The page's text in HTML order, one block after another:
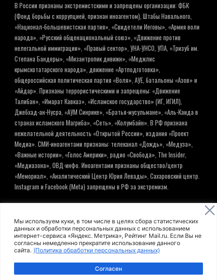
Мы используем куки, в том числе в целях сбора статистических
данных и обработки персональных данных с использованием
интернет-сервиса «Яндекс. Метрика», Рейтинг Mail.ru. Если Вы не
согласны немедленно прекратите использование данного
сайта. (Политика обработки персональных данных)
Согласен
В России признаны экстремистскими и запрещены организации: ФБК
(Фонд борьбы с коррупцией, признан иноагентом), Штабы Навального,
«Национал-большевистская партия», «Свидетели Иеговы», «Армия воли
народа», «Русский общенациональный союз», «Движение против
нелегальной иммиграции», «Правый сектор», УНА-УНСО, УПА, «Тризуб им.
Степана Бандеры», «Мизантропик дивижн», «Меджлис
крымскотатарского народа», движение «Артподготовка»,
общероссийская политическая партия «Воля», АУЕ, батальоны «Азов» и
«Айдар». Признаны террористическими и запрещены: «Движение
Талибан», «Имарат Кавказ», «Исламское государство» (ИГ, ИГИЛ),
Джебхад-ан-Нусра, «АУМ Синрике», «Братья-мусульмане», «Аль-Каида в
странах исламского Магриба», «Сеть», «Колумбайн». В РФ признана
нежелательной деятельность «Открытой России», издания «Проект
Медиа». СМИ-иноагентами признаны: телеканал «Дождь», «Медуза»,
«Важные истории», «Голос Америки», радио «Свобода», The Insider,
«Медиазона», ОВД-инфо. Иноагентами признаны общество/центр
«Мемориал», «Аналитический Центр Юрия Левады», Сахаровский центр.
Instagram и Facebook (Metа) запрещены в РФ за экстремизм.
© ИНФОРМАЦИОННОЕ АГЕНТСТВО ЕЛЬ
Политика обработки персональных данных
Пользовательское соглашение